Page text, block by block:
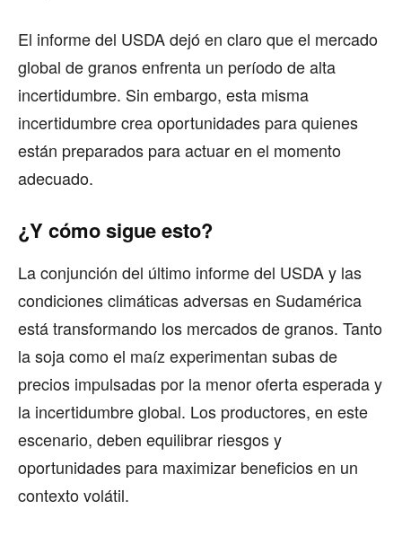
El informe del USDA dejó en claro que el mercado
global de granos enfrenta un período de alta
incertidumbre. Sin embargo, esta misma
incertidumbre crea oportunidades para quienes
están preparados para actuar en el momento
adecuado.
¿Y cómo sigue esto?
La conjunción del último informe del USDA y las
condiciones climáticas adversas en Sudamérica
está transformando los mercados de granos. Tanto
la soja como el maíz experimentan subas de
precios impulsadas por la menor oferta esperada y
la incertidumbre global. Los productores, en este
escenario, deben equilibrar riesgos y
oportunidades para maximizar beneficios en un
contexto volátil.